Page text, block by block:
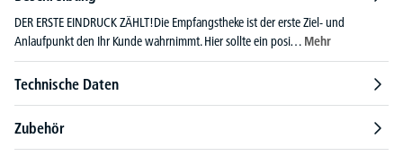
DER ERSTE EINDRUCK ZÄHLT!Die Empfangstheke ist der erste Ziel- und
Anlaufpunkt den Ihr Kunde wahrnimmt. Hier sollte ein posi… Mehr
Technische Daten
Zubehör